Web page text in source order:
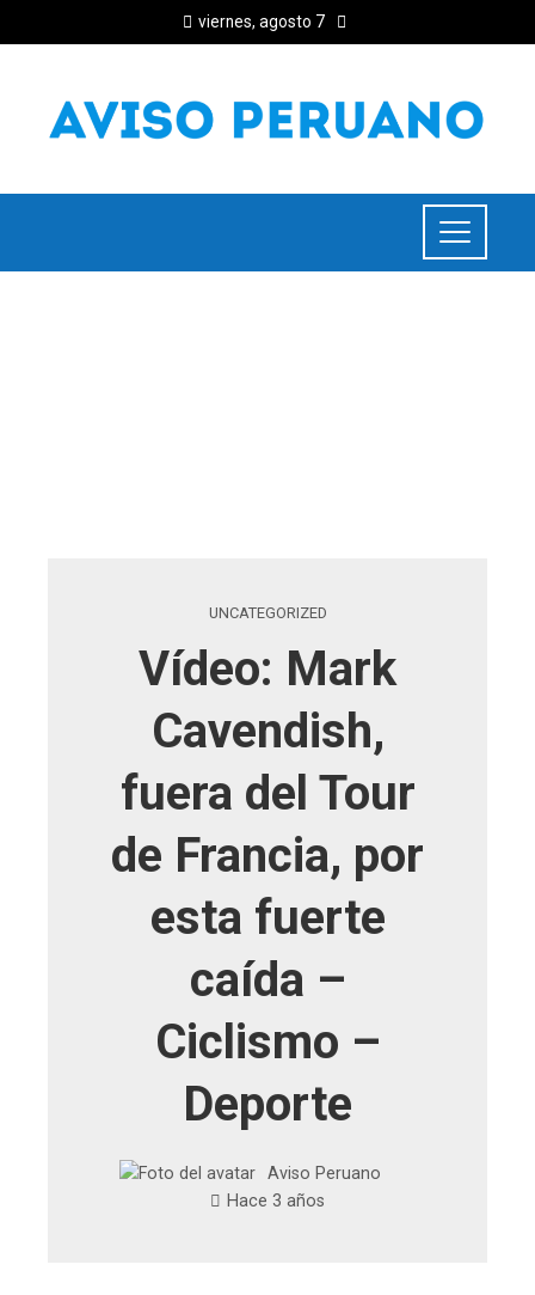
viernes, agosto 7
UNCATEGORIZED
Vídeo: Mark
Cavendish,
fuera del Tour
de Francia, por
esta fuerte
caída –
Ciclismo –
Deporte
Aviso Peruano
Hace 3 años